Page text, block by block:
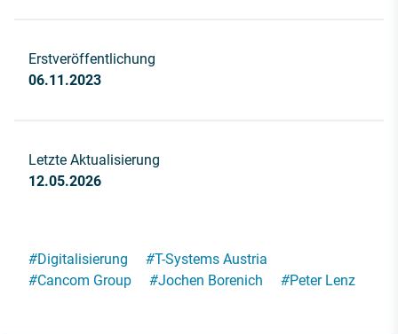
Erstveröffentlichung
06.11.2023
Letzte Aktualisierung
12.05.2026
#Digitalisierung #T-Systems Austria
#Cancom Group #Jochen Borenich #Peter Lenz